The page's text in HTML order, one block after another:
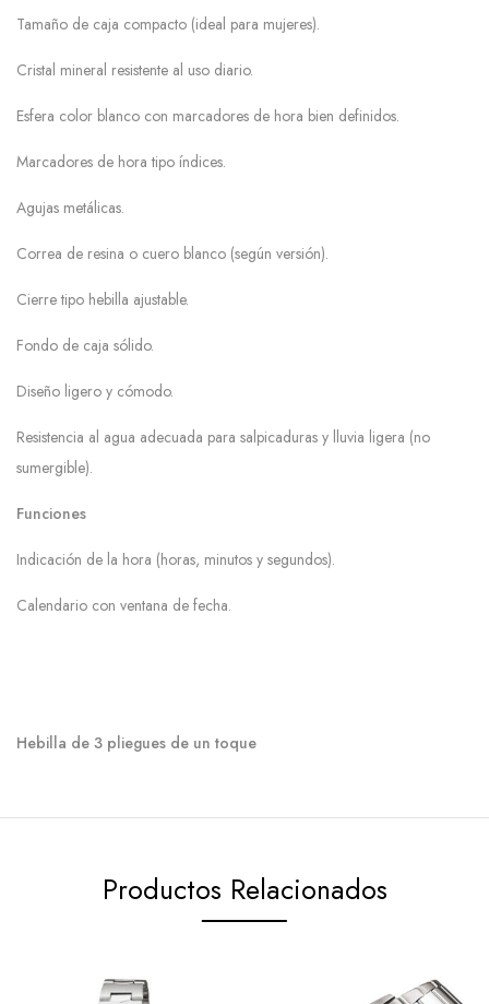
Tamaño de caja compacto (ideal para mujeres).
Cristal mineral resistente al uso diario.
Esfera color blanco con marcadores de hora bien definidos.
Marcadores de hora tipo índices.
Agujas metálicas.
Correa de resina o cuero blanco (según versión).
Cierre tipo hebilla ajustable.
Fondo de caja sólido.
Diseño ligero y cómodo.
Resistencia al agua adecuada para salpicaduras y lluvia ligera (no
sumergible).
Funciones
Indicación de la hora (horas, minutos y segundos).
Calendario con ventana de fecha.
Hebilla de 3 pliegues de un toque
Productos Relacionados